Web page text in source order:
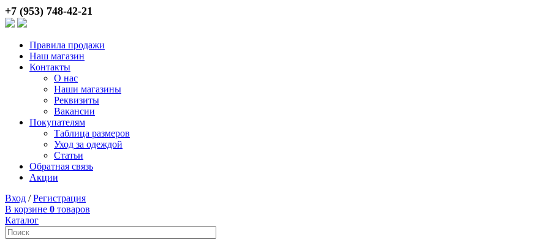
+7 (953) 748-42-21
Правила продажи
Наш магазин
Контакты
О нас
Наши магазины
Реквизиты
Вакансии
Покупателям
Таблица размеров
Уход за одеждой
Статьи
Обратная связь
Акции
Вход /Регистрация
В корзине 0 товаров
Каталог